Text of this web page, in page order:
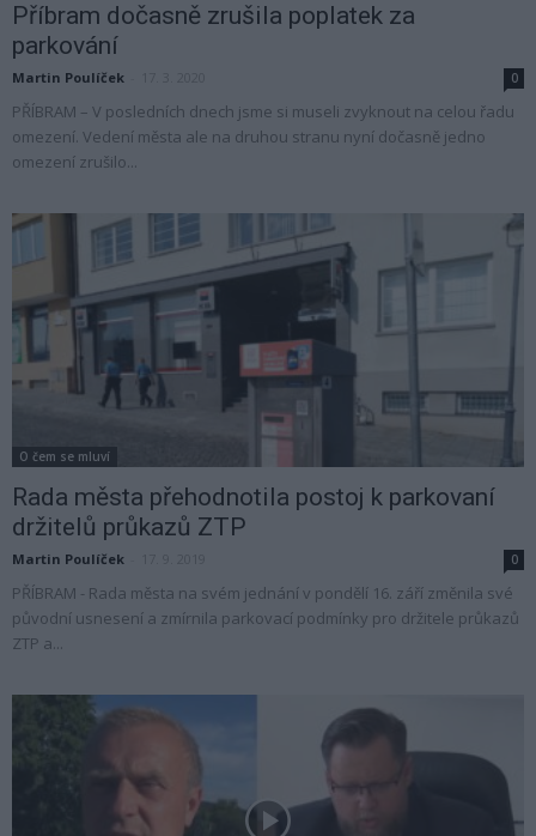
Příbram dočasně zrušila poplatek za
parkování
Martin Poulíček 0
PŘÍBRAM – V posledních dnech jsme si museli zvyknout na celou řadu
omezení. Vedení města ale na druhou stranu nyní dočasně jedno
omezení zrušilo...
O čem se mluví
Rada města přehodnotila postoj k parkovaní
držitelů průkazů ZTP
Martin Poulíček 0
PŘÍBRAM - Rada města na svém jednání v pondělí 16. září změnila své
původní usnesení a zmírnila parkovací podmínky pro držitele průkazů
ZTP a...